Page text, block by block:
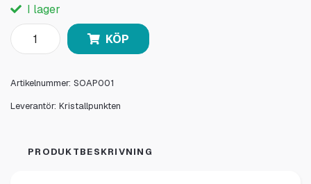
I lager
KÖP
Artikelnummer: SOAP001
Leverantör: Kristallpunkten
PRODUKTBESKRIVNING